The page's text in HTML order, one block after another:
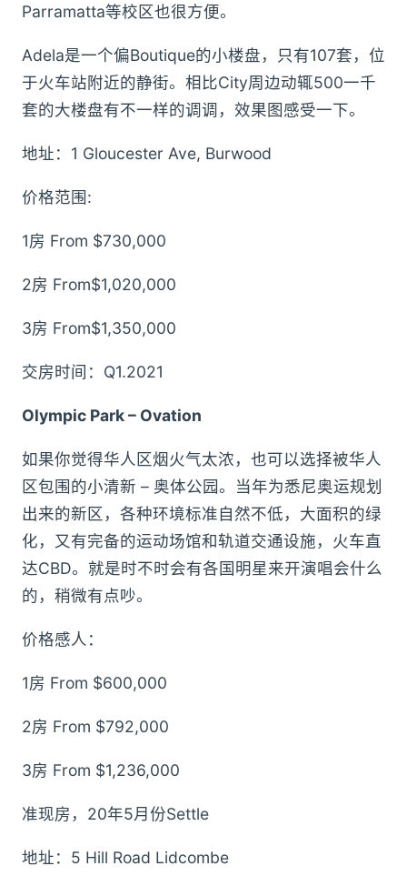
Parramatta等校区也很方便。
Adela是一个偏Boutique的小楼盘，只有107套，位
于火车站附近的静街。相比City周边动辄500一千
套的大楼盘有不一样的调调，效果图感受一下。
地址：1 Gloucester Ave, Burwood
价格范围:
1房 From $730,000
2房 From$1,020,000
3房 From$1,350,000
交房时间：Q1.2021
Olympic Park – Ovation
如果你觉得华人区烟火气太浓，也可以选择被华人
区包围的小清新 – 奥体公园。当年为悉尼奥运规划
出来的新区，各种环境标准自然不低，大面积的绿
化，又有完备的运动场馆和轨道交通设施，火车直
达CBD。就是时不时会有各国明星来开演唱会什么
的，稍微有点吵。
价格感人：
1房 From $600,000
2房 From $792,000
3房 From $1,236,000
准现房，20年5月份Settle
地址：5 Hill Road Lidcombe